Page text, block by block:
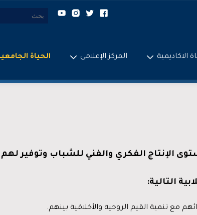
الاكاديمية المركز الإعلامى الحياة
الإنتاج الفكري والفني للشباب وتوفير
التالية:
مع تنمية القيم الروحية والأخلاقية بينهم.